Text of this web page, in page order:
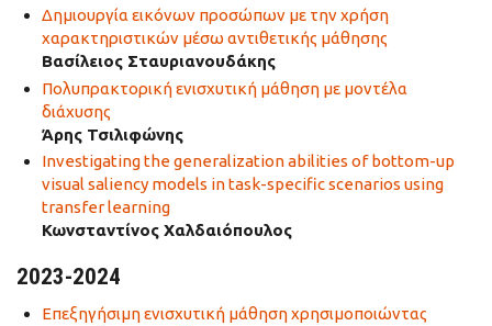
Δημιουργία εικόνων προσώπων με την χρήση
χαρακτηριστικών μέσω αντιθετικής μάθησης
Βασίλειος Σταυριανουδάκης
Πολυπρακτορική ενισχυτική μάθηση με μοντέλα
διάχυσης
Άρης Τσιλιφώνης
Investigating the generalization abilities of bottom-up
visual saliency models in task-specific scenarios using
transfer learning
Κωνσταντίνος Χαλδαιόπουλος
2023-2024
Επεξηγήσιμη ενισχυτική μάθηση χρησιμοποιώντας